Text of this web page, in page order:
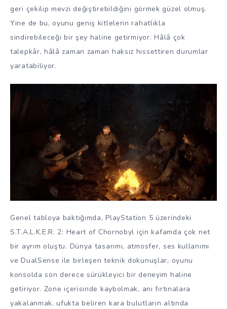
geri çekilip mevzi değiştirebildiğini görmek güzel olmuş.
Yine de bu, oyunu geniş kitlelerin rahatlıkla
sindirebileceği bir şey haline getirmiyor. Hâlâ çok
talepkâr, hâlâ zaman zaman haksız hissettiren durumlar
yaratabiliyor.
Genel tabloya baktığımda, PlayStation 5 üzerindeki
S.T.A.L.K.E.R. 2: Heart of Chornobyl için kafamda çok net
bir ayrım oluştu. Dünya tasarımı, atmosfer, ses kullanımı
ve DualSense ile birleşen teknik dokunuşlar, oyunu
konsolda son derece sürükleyici bir deneyim haline
getiriyor. Zone içerisinde kaybolmak, ani fırtınalara
yakalanmak, ufukta beliren kara bulutların altında